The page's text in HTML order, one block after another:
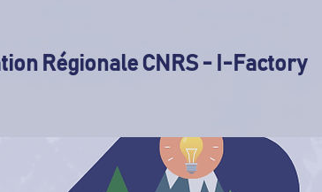
Régionale CNRS - I-Factory